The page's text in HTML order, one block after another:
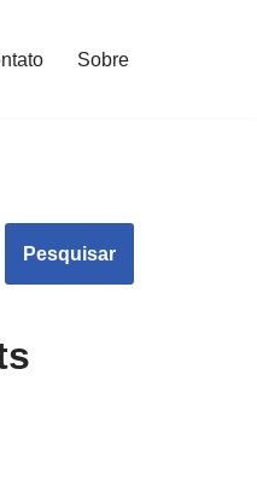
Sobre
Pesquisar